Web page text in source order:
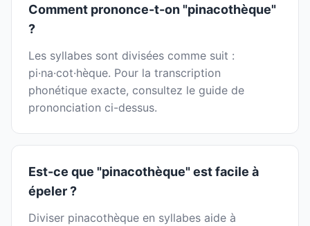
Comment prononce-t-on "pinacothèque"
?
Les syllabes sont divisées comme suit :
pi·na·cot·hèque. Pour la transcription
phonétique exacte, consultez le guide de
prononciation ci-dessus.
Est-ce que "pinacothèque" est facile à
épeler ?
Diviser pinacothèque en syllabes aide à